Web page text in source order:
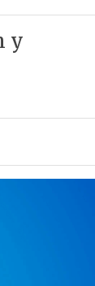
y